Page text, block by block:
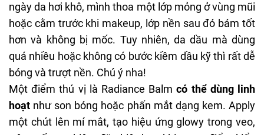
ngày da hơi khô, mình thoa một lớp mỏng ở vùng mũi
hoặc cằm trước khi makeup, lớp nền sau đó bám tốt
hơn và không bị mốc. Tuy nhiên, da dầu mà dùng
quá nhiều hoặc không có bước kiềm dầu kỹ thì rất dễ
bóng và trượt nền. Chú ý nha!
Một điểm thú vị là Radiance Balmcó thể dùng linh
hoạt như son bóng hoặc phấn mắt dạng kem. Apply
một chút lên mí mắt, tạo hiệu ứng glowy trong veo,